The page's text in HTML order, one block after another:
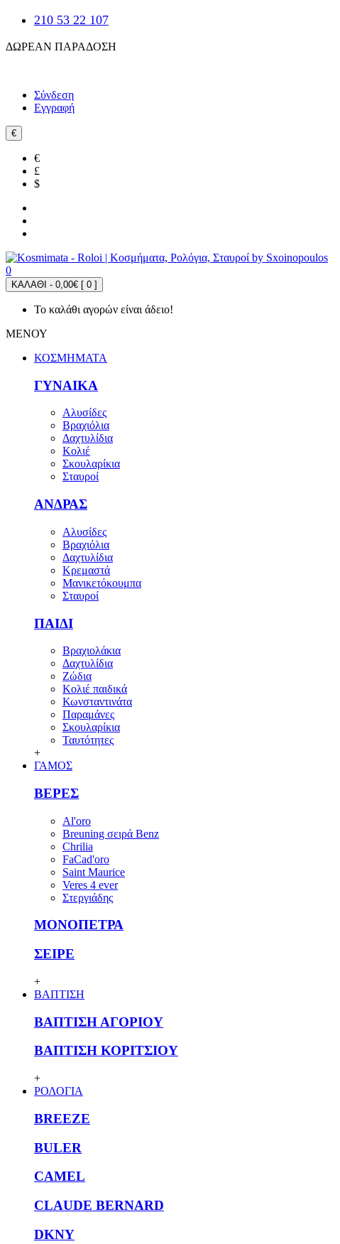
210 53 22 107
ΔΩΡΕΑΝ ΠΑΡΑΔΟΣΗ
Σύνδεση
Εγγραφή
€
€
£
$
0
ΚΑΛΑΘΙ - 0,00€ [ 0 ]
Το καλάθι αγορών είναι άδειο!
ΜΕΝΟΥ
ΚΟΣΜΗΜΑΤΑ
ΓΥΝΑΙΚΑ
Αλυσίδες
Βραχιόλια
Δαχτυλίδια
Κολιέ
Σκουλαρίκια
Σταυροί
ΑΝΔΡΑΣ
Αλυσίδες
Βραχιόλια
Δαχτυλίδια
Κρεμαστά
Μανικετόκουμπα
Σταυροί
ΠΑΙΔΙ
Βραχιολάκια
Δαχτυλίδια
Ζώδια
Κολιέ παιδικά
Κωνσταντινάτα
Παραμάνες
Σκουλαρίκια
Ταυτότητες
+
ΓΑΜΟΣ
ΒΕΡΕΣ
Al'oro
Breuning σειρά Benz
Chrilia
FaCad'oro
Saint Maurice
Veres 4 ever
Στεργιάδης
ΜΟΝΟΠΕΤΡΑ
ΣΕΙΡΕ
+
ΒΑΠΤΙΣΗ
ΒΑΠΤΙΣΗ ΑΓΟΡΙΟΥ
ΒΑΠΤΙΣΗ ΚΟΡΙΤΣΙΟΥ
+
ΡΟΛΟΓΙΑ
BREEZE
BULER
CAMEL
CLAUDE BERNARD
DKNY